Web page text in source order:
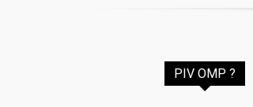
PIV OMP ?